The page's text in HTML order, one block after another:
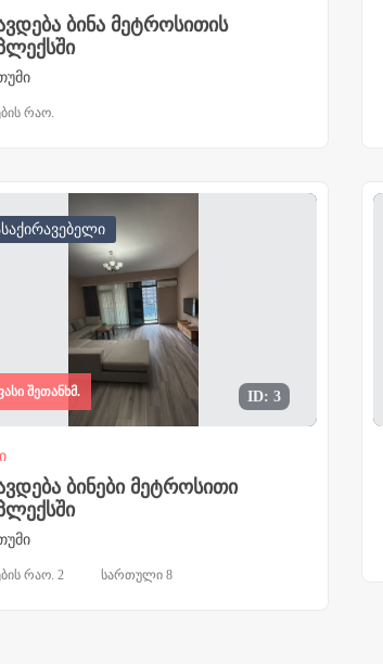
ბინა მეტროსითის
რაო.
ID: 3
შეთანხმ.
ბინები მეტროსითი
რაო. 2 სართული 8